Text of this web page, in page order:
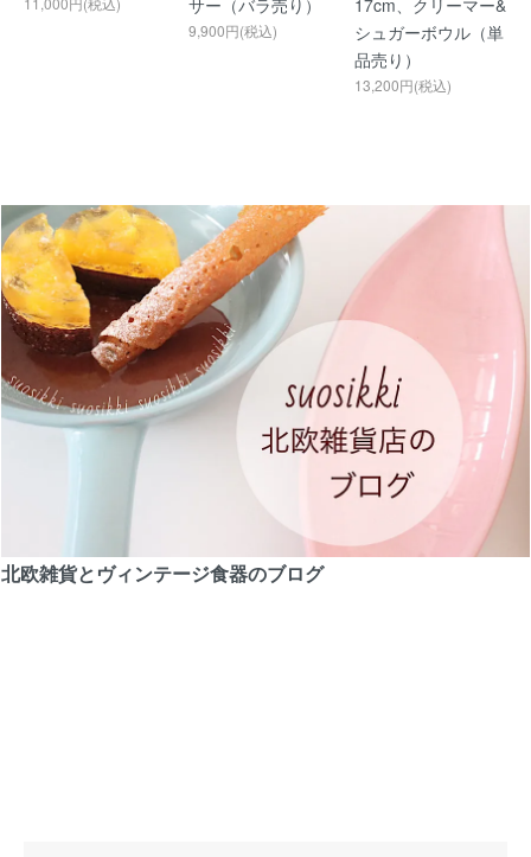
9,900円(税込)
シュガーボウル（単
品売り）
13,200円(税込)
北欧雑貨とヴィンテージ食器のブログ